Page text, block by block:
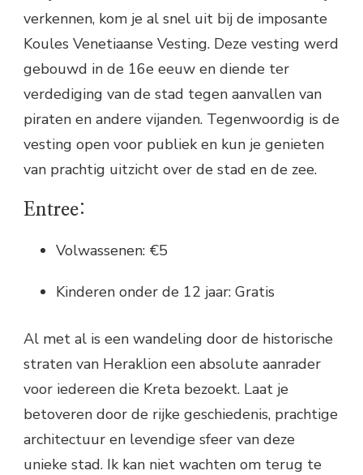
verkennen, kom je al snel uit bij de imposante
Koules Venetiaanse Vesting. Deze vesting werd
gebouwd in de 16e eeuw en diende ter
verdediging van de stad tegen aanvallen van
piraten en andere vijanden. Tegenwoordig is de
vesting open voor publiek en kun je genieten
van prachtig uitzicht over de stad en de zee.
Entree:
Volwassenen: €5
Kinderen onder de 12 jaar: Gratis
Al met al is een wandeling door de historische
straten van Heraklion een absolute aanrader
voor iedereen die Kreta bezoekt. Laat je
betoveren door de rijke geschiedenis, prachtige
architectuur en levendige sfeer van deze
unieke stad. Ik kan niet wachten om terug te